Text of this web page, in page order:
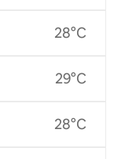
28°C
29°C
28°C